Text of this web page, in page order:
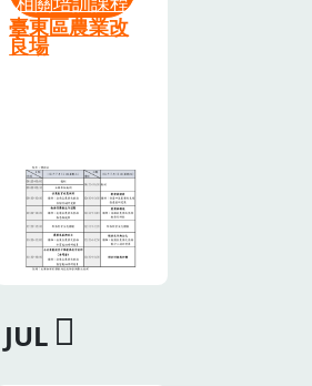
至115年8月16
日(星期日) 下
年8月17日(星
期一)以電子郵
件寄發錄取通
知，錄取學員
時報到，並全
程參與課程。
四、參加對
象：已取得食
學校老師、農
友、農會推廣
人員、產銷班
班員、家政班
會員及義務指
導員等)，共計
為7月15日(三)
至7月16日
證明，不另發
行紙本證書。
主辦單位保留
調整議程，以
否之權利。預
計錄取人數為
臺東區農業改
良場
JUL